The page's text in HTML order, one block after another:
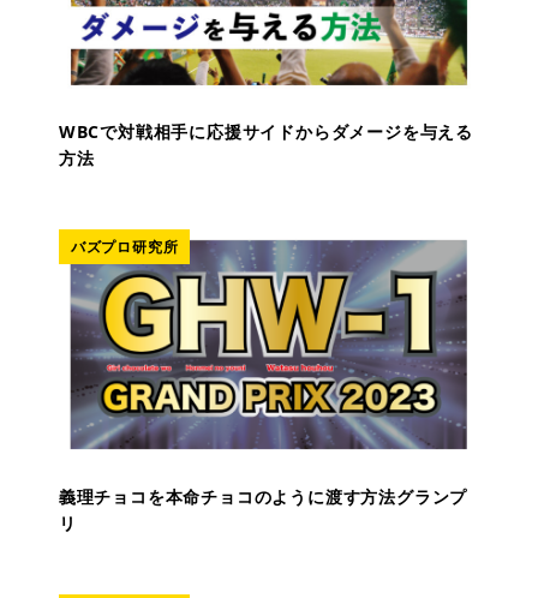
WBCで対戦相手に応援サイドからダメージを与える
方法
バズプロ研究所
義理チョコを本命チョコのように渡す方法グランプ
リ